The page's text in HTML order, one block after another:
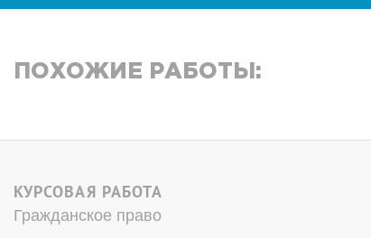
ПОХОЖИЕ РАБОТЫ:
КУРСОВАЯ РАБОТА
Гражданское право